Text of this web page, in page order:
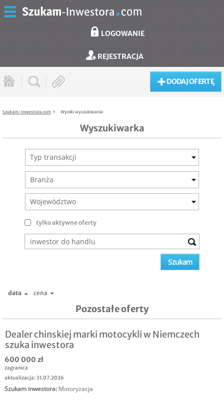
LOGOWANIE
REJESTRACJA
DODAJ OFERTĘ
Szukam-Inwestora.com Wyniki wyszukiwania
Wyszukiwarka
Typ transakcji
Branża
Województwo
tylko aktywne oferty
data cena
Pozostałe oferty
Dealer chinskiej marki motocykli w Niemczech
szuka inwestora
600 000 zł
zagranica
aktualizacja: 31.07.2026
Szukam inwestora: Motoryzacja